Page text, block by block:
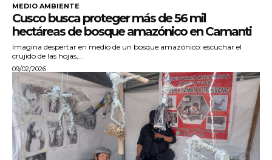
MEDIO AMBIENTE
Cusco busca proteger más de 56 mil
hectáreas de bosque amazónico en Camanti
Imagina despertar en medio de un bosque amazónico: escuchar el
crujido de las hojas,...
09/02/2026